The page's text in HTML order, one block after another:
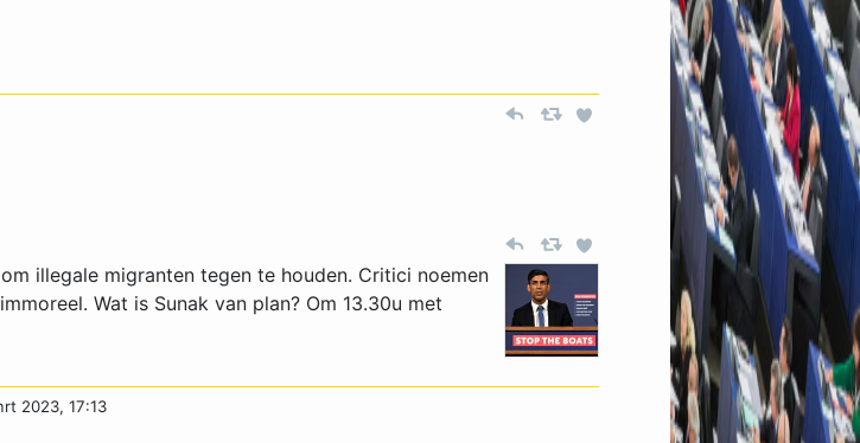
illegale migranten tegen te houden. Critici noemen
Wat is Sunak van plan? Om 13.30u met
2023, 17:13